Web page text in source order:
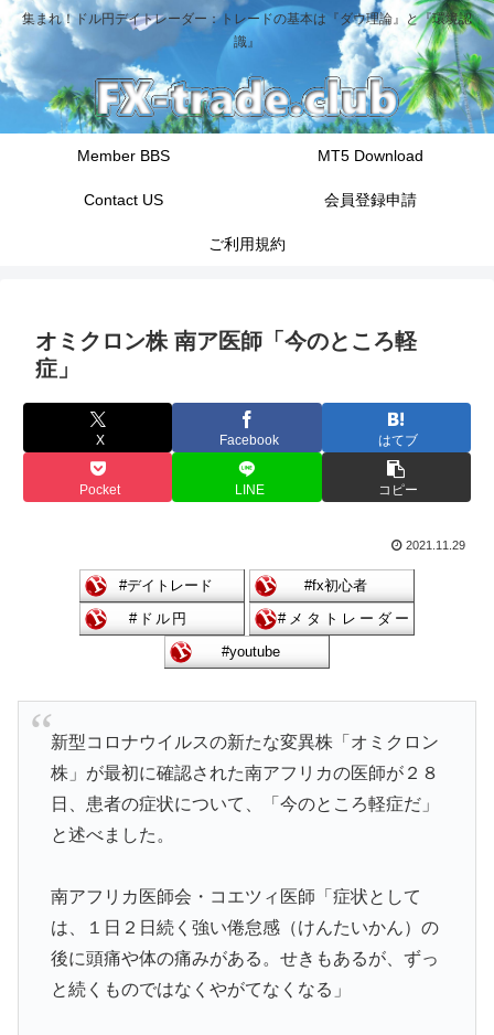
集まれ！ドル円デイトレーダー：トレードの基本は『ダウ理論』と『環境認
識』
Member BBS MT5 Download
Contact US 会員登録申請
ご利用規約
オミクロン株 南ア医師「今のところ軽
症」
X Facebook はてブ
Pocket LINE コピー
2021.11.29
新型コロナウイルスの新たな変異株「オミクロン
株」が最初に確認された南アフリカの医師が２８
日、患者の症状について、「今のところ軽症だ」
と述べました。
南アフリカ医師会・コエツィ医師「症状として
は、１日２日続く強い倦怠感（けんたいかん）の
後に頭痛や体の痛みがある。せきもあるが、ずっ
と続くものではなくやがてなくなる」